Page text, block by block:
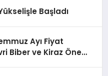
Başladı
Ayı Fiyat
Biber ve Kiraz Öne